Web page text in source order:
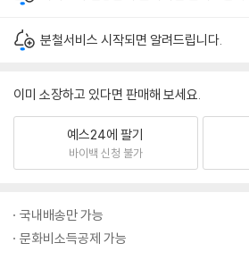
분철서비스 시작되면 알려드립니다.
이미 소장하고 있다면 판매해 보세요.
예스24에 팔기
바이백 신청 불가
국내배송만 가능
문화비소득공제 가능